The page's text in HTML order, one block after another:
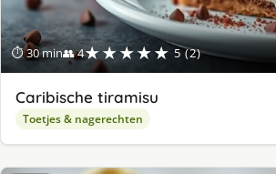
⏱ 30 min👥 4★★★★★ 5 (2)
Caribische tiramisu
Toetjes & nagerechten